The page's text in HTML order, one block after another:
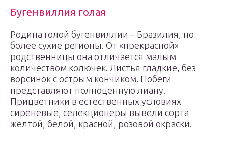
Бугенвиллия голая
Родина голой бугенвиллии – Бразилия, но
более сухие регионы. От «прекрасной»
родственницы она отличается малым
количеством колючек. Листья гладкие, без
ворсинок с острым кончиком. Побеги
представляют полноценную лиану.
Прицветники в естественных условиях
сиреневые, селекционеры вывели сорта
желтой, белой, красной, розовой окраски.